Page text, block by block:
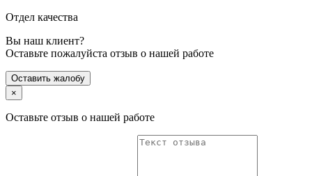
Отдел качества
Вы наш клиент?
Оставьте пожалуйста отзыв о нашей работе
Оставить жалобу
×
Оставьте отзыв о нашей работе